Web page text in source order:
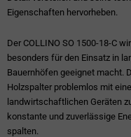
Eigenschaften hervorheben.
Der COLLINO SO 1500-18-C
besonders für den Einsatz in
Bauernhöfen geeignet macht.
Holzspalter problemlos mit
landwirtschaftlichen Geräten
konstante und zuverlässige
spalten.